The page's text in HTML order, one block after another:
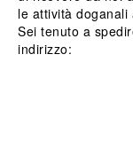
le attività
Sei tenuto a
indirizzo: